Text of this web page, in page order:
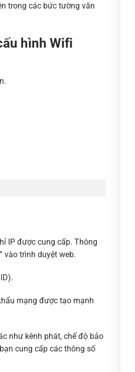
trong các bức tường văn
hình Wifi
IP được cung cấp. Thông
vào trình duyệt web.
mạng được tạo mạnh
như kênh phát, chế độ bảo
cung cấp các thông số